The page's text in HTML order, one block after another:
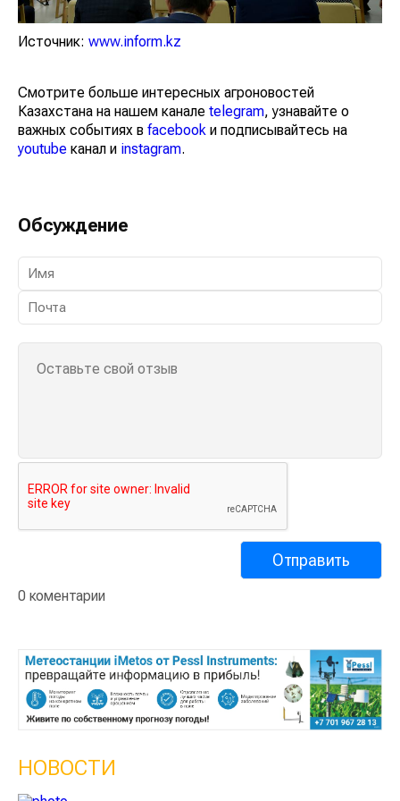
Источник: www.inform.kz
Смотрите больше интересных агроновостей
Казахстана на нашем канале telegram, узнавайте о
важных событиях в facebook и подписывайтесь на
youtube канал и instagram.
Обсуждение
0 коментарии
НОВОСТИ